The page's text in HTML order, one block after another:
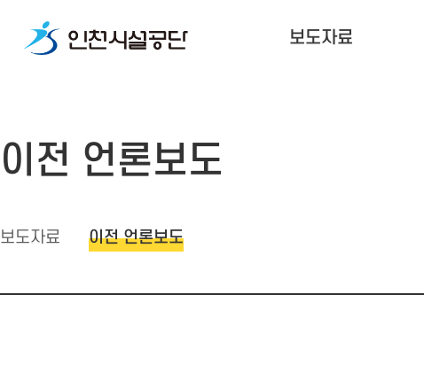
보도자료
이전 언론보도
보도자료 이전 언론보도